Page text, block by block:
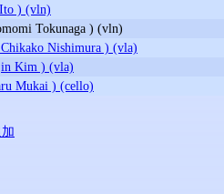
) (vln)
Tokunaga ) (vln)
Nishimura ) (vla)
Kim ) (vla)
Mukai ) (cello)